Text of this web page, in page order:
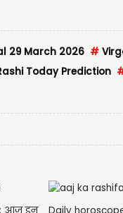
29 March 2026 #
Today Prediction